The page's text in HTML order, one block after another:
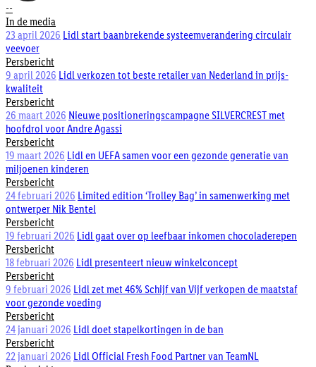
--
In de media
23 april 2026 Lidl start baanbrekende systeemverandering circulair
veevoer
Persbericht
9 april 2026 Lidl verkozen tot beste retailer van Nederland in prijs-
kwaliteit
Persbericht
26 maart 2026 Nieuwe positioneringscampagne SILVERCREST met
hoofdrol voor Andre Agassi
Persbericht
19 maart 2026 Lidl en UEFA samen voor een gezonde generatie van
miljoenen kinderen
Persbericht
24 februari 2026 Limited edition ‘Trolley Bag’ in samenwerking met
ontwerper Nik Bentel
Persbericht
19 februari 2026 Lidl gaat over op leefbaar inkomen chocoladerepen
Persbericht
18 februari 2026 Lidl presenteert nieuw winkelconcept
Persbericht
9 februari 2026 Lidl zet met 46% Schijf van Vijf verkopen de maatstaf
voor gezonde voeding
Persbericht
24 januari 2026 Lidl doet stapelkortingen in de ban
Persbericht
22 januari 2026 Lidl Official Fresh Food Partner van TeamNL